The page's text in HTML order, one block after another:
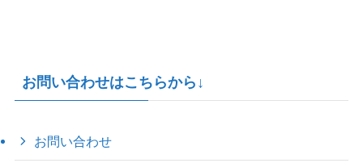
お問い合わせはこちらから↓
お問い合わせ